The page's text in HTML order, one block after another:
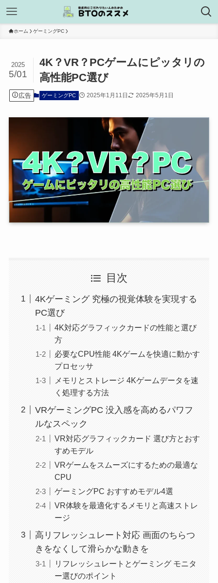
ホーム ゲーミングPC
4K？VR？PCゲームにピッタリの
高性能PC選び
2025
5/01
広告 ゲーミングPC 2025年1月11日 2025年5月1日
目次
4Kゲーミング 究極の視覚体験を実現する
PC選び
4K対応グラフィックカードの性能と選び
方
必要なCPU性能 4Kゲームを快適に動かす
プロセッサ
メモリとストレージ 4Kゲームデータを速
く処理する方法
VRゲーミングPC 没入感を高めるパワフ
ルなスペック
VR対応グラフィックカード 選び方とおす
すめモデル
VRゲームをスムーズにするための最適な
CPU
ゲーミングPC おすすめモデル4選
VR体験を最適化するメモリと高速ストレ
ージ
高リフレッシュレート対応 画面のちらつ
きをなくして滑らかな動きを
リフレッシュレートとゲーミング モニタ
ー選びのポイント